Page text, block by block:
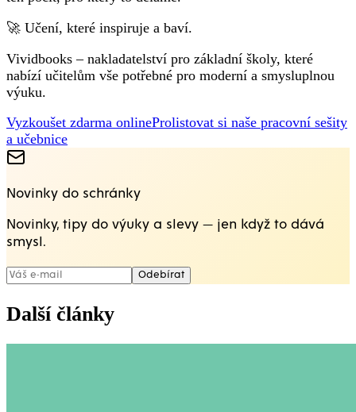
🚀 Učení, které inspiruje a baví.
Vividbooks – nakladatelství pro základní školy, které
nabízí učitelům vše potřebné pro moderní a smysluplnou
výuku.
Vyzkoušet zdarma onlineProlistovat si naše pracovní sešity
a učebnice
Novinky do schránky
Novinky, tipy do výuky a slevy — jen když to dává
smysl.
Odebírat
Další články